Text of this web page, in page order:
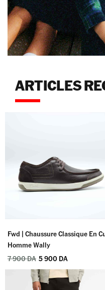
ARTICLES
Fwd | Chaussure Classique En
Homme Wally
7 900DA 5 900 DA